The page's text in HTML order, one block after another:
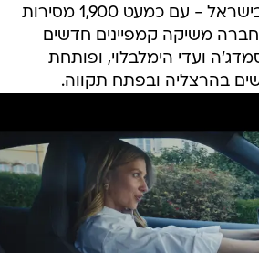
הדגמים הנמכרים בישראל - עם כמעט 1,900 מסירות
משיקה קמפיינים חדשים
ועדי הימלבלוי, ופותחת
בהרצליה ובפתח תקווה.